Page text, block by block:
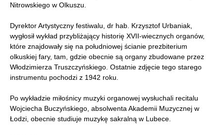
Nitrowskiego w Olkuszu.
Dyrektor Artystyczny festiwalu, dr hab. Krzysztof Urbaniak,
wygłosił wykład przybliżający historię XVII-wiecznych organów,
które znajdowały się na południowej ścianie prezbiterium
olkuskiej fary, tam, gdzie obecnie są organy zbudowane przez
Włodzimierza Truszczyńskiego. Ostatnie zdjęcie tego starego
instrumentu pochodzi z 1942 roku.
Po wykładzie miłośnicy muzyki organowej wysłuchali recitalu
Wojciecha Buczyńskiego, absolwenta Akademii Muzycznej w
Łodzi, obecnie studiuje muzykę sakralną w Lubece.